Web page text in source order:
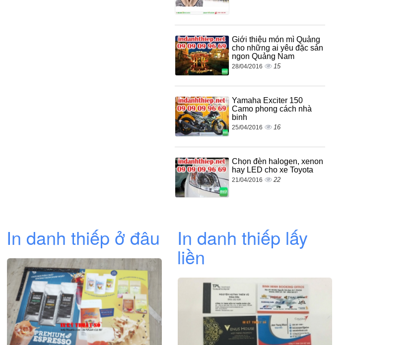
Giới thiệu món mì Quảng
cho những ai yêu đặc sản
ngon Quảng Nam
28/04/2016 15
Yamaha Exciter 150
Camo phong cách nhà
binh
25/04/2016 16
Chọn đèn halogen, xenon
hay LED cho xe Toyota
21/04/2016 22
In danh thiếp ở đâu In danh thiếp lấy
liền